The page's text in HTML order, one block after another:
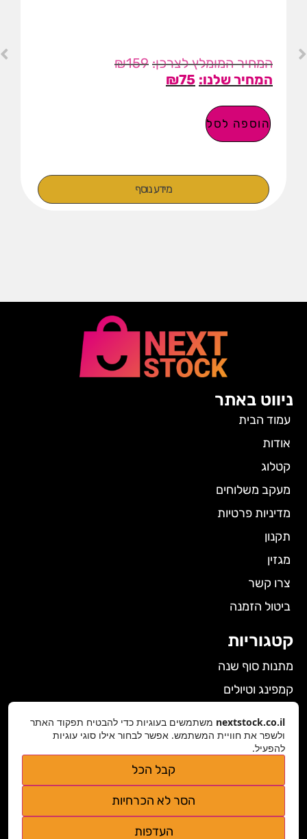
₪159
₪75
הוספה לסל
מידע נוסף
ניווט באתר
עמוד הבית
אודות
קטלוג
מעקב משלוחים
מדיניות פרטיות
תקנון
מגזין
צרו קשר
ביטול הזמנה
קטגוריות
מתנות סוף שנה
קמפינג וטיולים
גאדג'טים
nextstock.co.il@gmail.com
נגישות אתר
nextstock.co.il משתמשים בעוגיות כדי להבטיח תפקוד האתר
ולשפר את חוויית המשתמש. אפשר לבחור אילו סוגי עוגיות
להפעיל.
קבל הכל
הסר לא הכרחיות
העדפות